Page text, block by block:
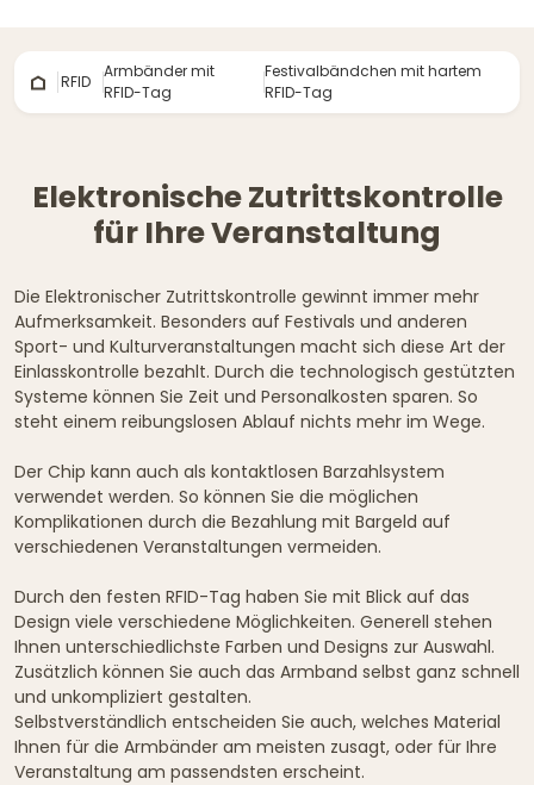
RFID
Armbänder mit
RFID-Tag
Festivalbändchen mit hartem
RFID-Tag
Elektronische Zutrittskontrolle
für Ihre Veranstaltung
Die Elektronischer Zutrittskontrolle gewinnt immer mehr
Aufmerksamkeit. Besonders auf Festivals und anderen
Sport- und Kulturveranstaltungen macht sich diese Art der
Einlasskontrolle bezahlt. Durch die technologisch gestützten
Systeme können Sie Zeit und Personalkosten sparen. So
steht einem reibungslosen Ablauf nichts mehr im Wege.
Der Chip kann auch als kontaktlosen Barzahlsystem
verwendet werden. So können Sie die möglichen
Komplikationen durch die Bezahlung mit Bargeld auf
verschiedenen Veranstaltungen vermeiden.
Durch den festen RFID-Tag haben Sie mit Blick auf das
Design viele verschiedene Möglichkeiten. Generell stehen
Ihnen unterschiedlichste Farben und Designs zur Auswahl.
Zusätzlich können Sie auch das Armband selbst ganz schnell
und unkompliziert gestalten.
Selbstverständlich entscheiden Sie auch, welches Material
Ihnen für die Armbänder am meisten zusagt, oder für Ihre
Veranstaltung am passendsten erscheint.